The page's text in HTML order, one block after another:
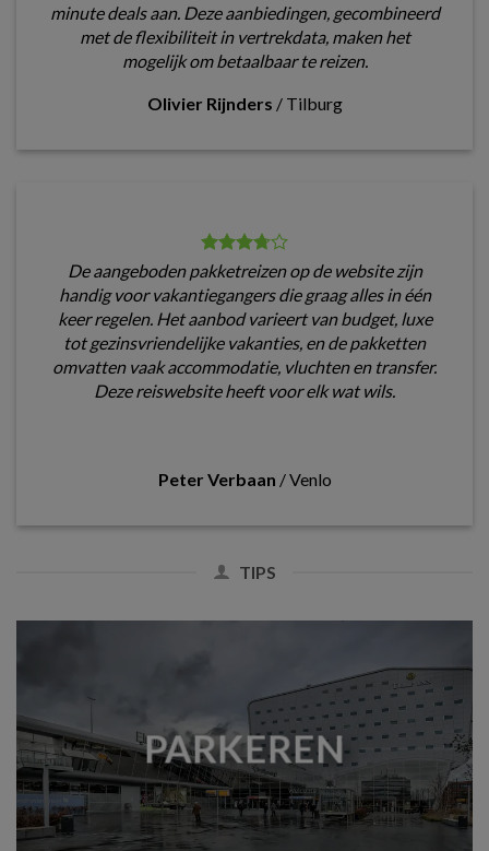
minute deals aan. Deze aanbiedingen, gecombineerd
met de flexibiliteit in vertrekdata, maken het
mogelijk om betaalbaar te reizen.
Olivier Rijnders / Tilburg
De aangeboden pakketreizen op de website zijn
handig voor vakantiegangers die graag alles in één
keer regelen. Het aanbod varieert van budget, luxe
tot gezinsvriendelijke vakanties, en de pakketten
omvatten vaak accommodatie, vluchten en transfer.
Deze reiswebsite heeft voor elk wat wils.
Peter Verbaan /Venlo
TIPS
PARKEREN